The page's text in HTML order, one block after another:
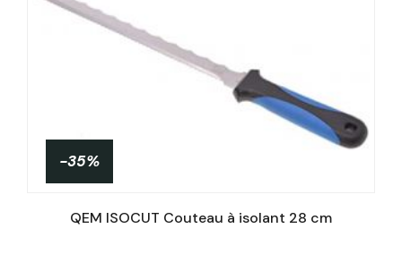
-35%
QEM ISOCUT Couteau à isolant 28 cm